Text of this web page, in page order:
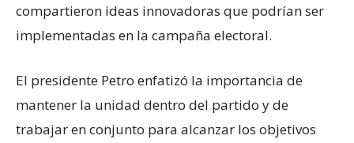
compartieron ideas innovadoras que podrían ser
implementadas en la campaña electoral.
El presidente Petro enfatizó la importancia de
mantener la unidad dentro del partido y de
trabajar en conjunto para alcanzar los objetivos